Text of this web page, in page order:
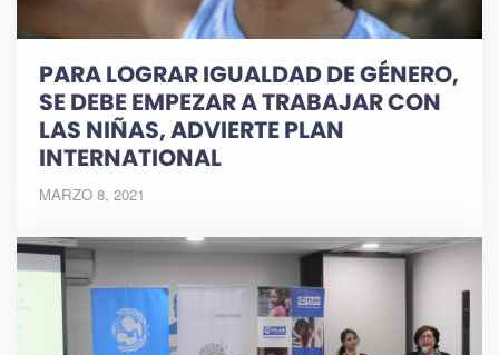
PARA LOGRAR IGUALDAD DE GÉNERO,
SE DEBE EMPEZAR A TRABAJAR CON
LAS NIÑAS, ADVIERTE PLAN
INTERNATIONAL
MARZO 8, 2021